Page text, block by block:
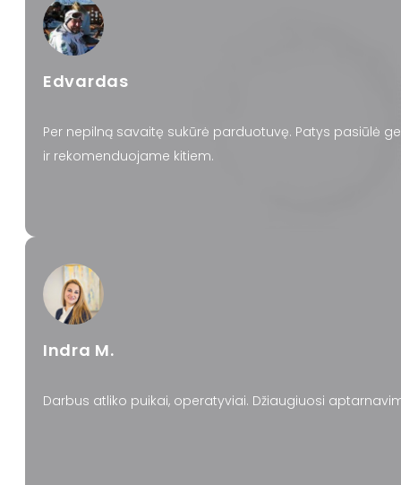
Edvardas
Per nepilną savaitę sukūrė parduotuvę. Patys pasiūlė
ir rekomenduojame kitiem.
Indra M.
Darbus atliko puikai, operatyviai. Džiaugiuosi